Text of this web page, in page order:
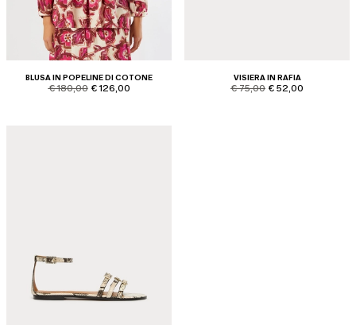
BLUSA IN POPELINE DI COTONE
product.price.original
€ 180,00 product.price.sale
€ 126,00
VISIERA IN RAFIA
product.price.original
€ 75,00 product.price.sale
€ 52,00